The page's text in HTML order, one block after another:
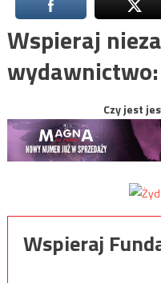
Wspieraj
wydawnictwo:
Czy jest
Wspieraj